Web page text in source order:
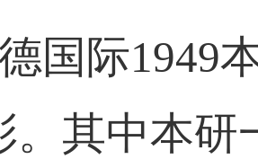
国际1949
。其中本研